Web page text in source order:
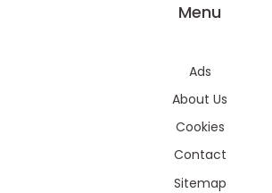
Menu
Ads
About Us
Cookies
Contact
Sitemap